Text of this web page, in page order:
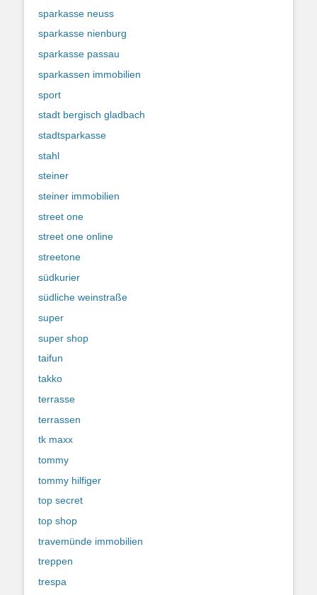
sparkasse neuss
sparkasse nienburg
sparkasse passau
sparkassen immobilien
sport
stadt bergisch gladbach
stadtsparkasse
stahl
steiner
steiner immobilien
street one
street one online
streetone
südkurier
südliche weinstraße
super
super shop
taifun
takko
terrasse
terrassen
tk maxx
tommy
tommy hilfiger
top secret
top shop
travemünde immobilien
treppen
trespa